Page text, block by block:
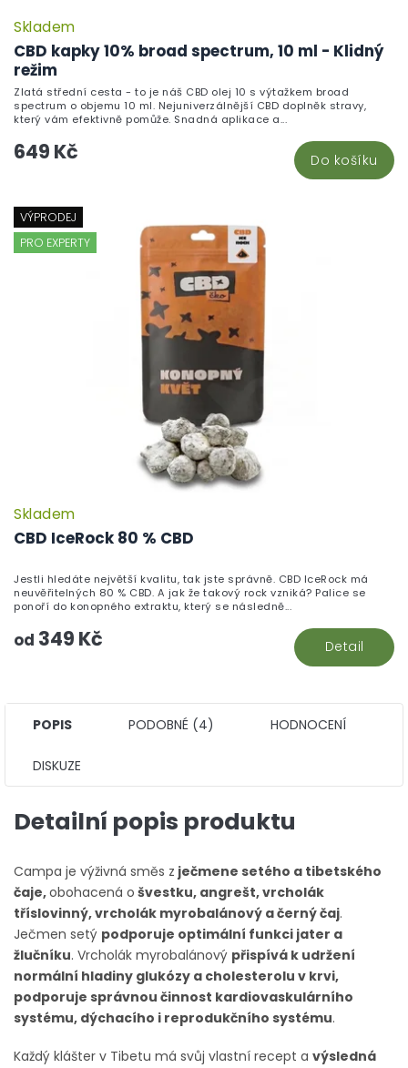
CBD kapky 10% broad spectrum, 10 ml - Klidný
režim
Skladem
649 Kč Do košíku
Zlatá střední cesta - to je náš CBD olej 10 s výtažkem broad
spectrum o objemu 10 ml. Nejuniverzálnější CBD doplněk stravy,
který vám efektivně pomůže. Snadná aplikace a...
VÝPRODEJ
PRO EXPERTY
CBD IceRock 80 % CBD
Skladem
od 349 Kč Detail
Jestli hledáte největší kvalitu, tak jste správně. CBD IceRock má
neuvěřitelných 80 % CBD. A jak že takový rock vzniká? Palice se
ponoří do konopného extraktu, který se následně...
POPIS PODOBNÉ (4) HODNOCENÍ
DISKUZE
Detailní popis produktu
Campa je výživná směs z ječmene setého a tibetského
čaje,obohacená o švestku, angrešt, vrcholák
tříslovinný, vrcholák myrobalánový a černý čaj.
Ječmen setý podporuje optimální funkci jater a
žlučníku. Vrcholák myrobalánový přispívá k udržení
normální hladiny glukózy a cholesterolu v krvi,
podporuje správnou činnost kardiovaskulárního
systému, dýchacího i reprodukčního systému.
Každý klášter v Tibetu má svůj vlastní recept a výsledná